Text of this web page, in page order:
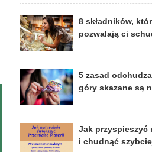
8 składników,
pozwalają ci
5 zasad
góry skazane są
Jak przyspieszyć
i chudnąć